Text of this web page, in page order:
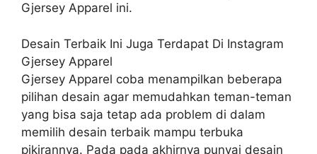
Gjersey Apparel ini.
Desain Terbaik Ini Juga Terdapat Di Instagram
Gjersey Apparel
Gjersey Apparel coba menampilkan beberapa
pilihan desain agar memudahkan teman-teman
yang bisa saja tetap ada problem di dalam
memilih desain terbaik mampu terbuka
pikirannya. Pada pada akhirnya punyai desain